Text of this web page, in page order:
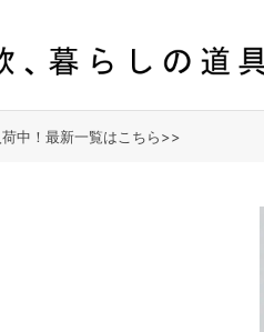
中！最新一覧はこちら>>